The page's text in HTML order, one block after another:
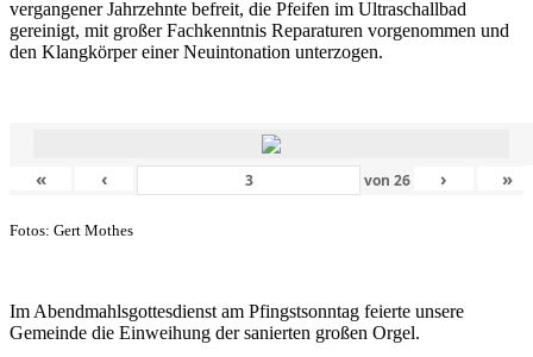
vergangener Jahrzehnte befreit, die Pfeifen im Ultraschallbad
gereinigt, mit großer Fachkenntnis Reparaturen vorgenommen und
den Klangkörper einer Neuintonation unterzogen.
« ‹ von26 › »
Fotos: Gert Mothes
Im Abendmahlsgottesdienst am Pfingstsonntag feierte unsere
Gemeinde die Einweihung der sanierten großen Orgel.